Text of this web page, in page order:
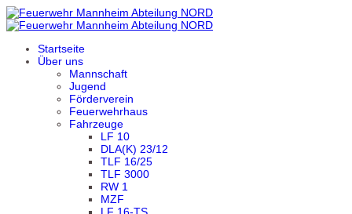
Startseite
Über uns
Mannschaft
Jugend
Förderverein
Feuerwehrhaus
Fahrzeuge
LF 10
DLA(K) 23/12
TLF 16/25
TLF 3000
RW 1
MZF